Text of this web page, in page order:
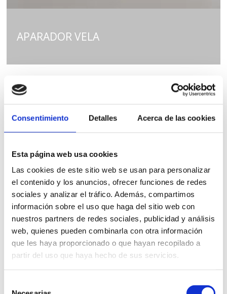
Consentimiento Detalles Acerca de las cookies
Esta página web usa cookies
Las cookies de este sitio web se usan para personalizar
el contenido y los anuncios, ofrecer funciones de redes
sociales y analizar el tráfico. Además, compartimos
información sobre el uso que haga del sitio web con
nuestros partners de redes sociales, publicidad y análisis
web, quienes pueden combinarla con otra información
que les haya proporcionado o que hayan recopilado a
partir del uso que haya hecho de sus servicios.
APARADOR VELA
Aparador madera 4 puertas de 200cm que incluye
además 3 cajones interiores. Fabricado en r...
3.310,00€
iva incl.